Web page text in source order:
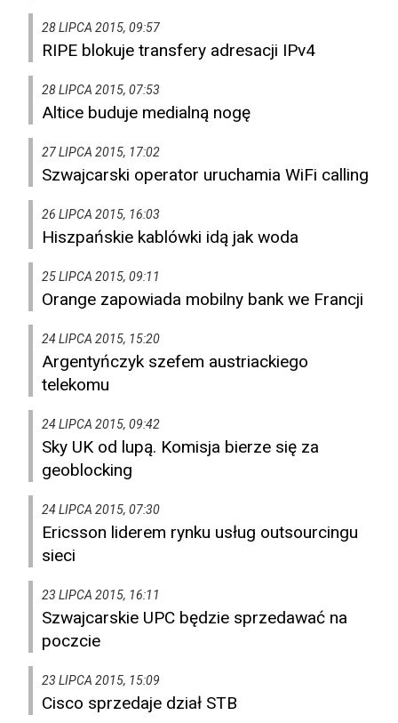
28 LIPCA 2015, 09:57
RIPE blokuje transfery adresacji IPv4
28 LIPCA 2015, 07:53
Altice buduje medialną nogę
27 LIPCA 2015, 17:02
Szwajcarski operator uruchamia WiFi calling
26 LIPCA 2015, 16:03
Hiszpańskie kablówki idą jak woda
25 LIPCA 2015, 09:11
Orange zapowiada mobilny bank we Francji
24 LIPCA 2015, 15:20
Argentyńczyk szefem austriackiego
telekomu
24 LIPCA 2015, 09:42
Sky UK od lupą. Komisja bierze się za
geoblocking
24 LIPCA 2015, 07:30
Ericsson liderem rynku usług outsourcingu
sieci
23 LIPCA 2015, 16:11
Szwajcarskie UPC będzie sprzedawać na
poczcie
23 LIPCA 2015, 15:09
Cisco sprzedaje dział STB